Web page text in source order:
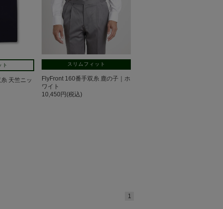
ト
天竺ニッ
スリムフィット
FlyFront 160番手双糸 鹿の子｜ホ
ワイト
10,450円(税込)
1